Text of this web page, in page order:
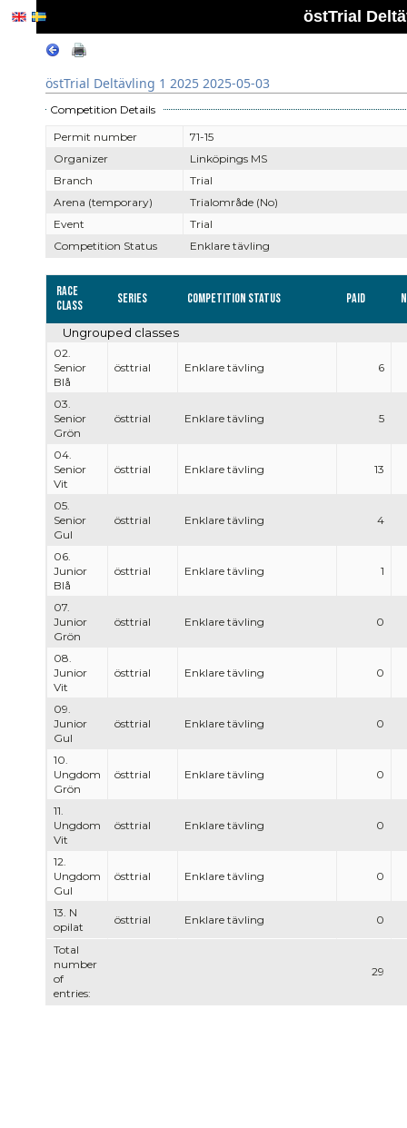
östTrial
östTrial Deltävling 1 2025 2025-05-03
Competition Details
Permit number
71-15
Organizer
Linköpings MS
Branch
Trial
Arena (temporary)
Trialområde (No)
Event
Trial
Competition Status
Enklare tävling
Race
Class
Series Competition Status Paid
Total
number
of
entries:
29
Ungrouped classes
02.
Senior
Blå
östtrial Enklare tävling 6
03.
Senior
Grön
östtrial Enklare tävling 5
04.
Senior
Vit
östtrial Enklare tävling 13
05.
Senior
Gul
östtrial Enklare tävling 4
06.
Junior
Blå
östtrial Enklare tävling 1
07.
Junior
Grön
östtrial Enklare tävling 0
08.
Junior
Vit
östtrial Enklare tävling 0
09.
Junior
Gul
östtrial Enklare tävling 0
10.
Ungdom
Grön
östtrial Enklare tävling 0
11.
Ungdom
Vit
östtrial Enklare tävling 0
12.
Ungdom
Gul
östtrial Enklare tävling 0
13. N
opilat
östtrial Enklare tävling 0